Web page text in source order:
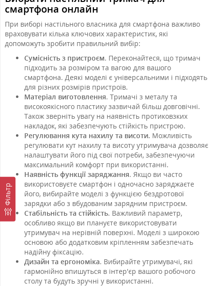
Фільтр
смартфона онлайн
При виборі настільного власника для смартфона важливо
враховувати кілька ключових характеристик, які
допоможуть зробити правильний вибір:
Сумісність з пристроєм. Переконайтеся, що тримач
підходить за розміром та вагою для вашого
смартфона. Деякі моделі є універсальними і підходять
для різних розмірів пристроїв.
Матеріал виготовлення. Тримачі з металу та
високоякісного пластику зазвичай більш довговічні.
Також зверніть увагу на наявність протиковзких
накладок, які забезпечують стійкість пристрою.
Регулювання кута нахилу та висоти. Можливість
регулювати кут нахилу та висоту утримувача дозволяє
налаштувати його під свої потреби, забезпечуючи
максимальний комфорт при використанні.
Наявність функції заряджання. Якщо ви часто
використовуєте смартфон і одночасно заряджаєте
його, вибирайте моделі з функцією бездротової
зарядки або з вбудованим зарядним пристроєм.
Стабільність та стійкість. Важливий параметр,
особливо якщо ви плануєте використовувати
утримувач на нерівній поверхні. Моделі з широкою
основою або додатковим кріпленням забезпечать
надійну фіксацію.
Дизайн та ергономіка. Вибирайте утримувачі, які
гармонійно впишуться в інтер'єр вашого робочого
столу та будуть зручні у використанні.